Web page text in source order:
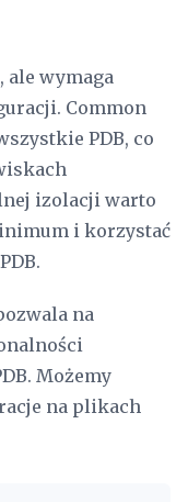
ale wymaga
Common
PDB, co
izolacji warto
i korzystać
na
Możemy
na plikach